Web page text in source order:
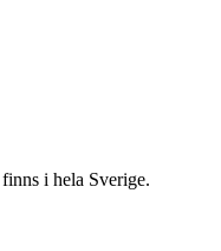
i hela Sverige.